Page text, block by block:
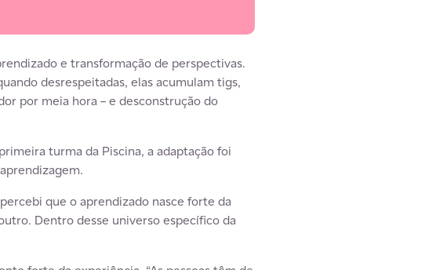
e transformação de perspectivas.
desrespeitadas, elas acumulam tigs,
por meia hora – e desconstrução do
turma da Piscina, a adaptação foi
que o aprendizado nasce forte da
Dentro desse universo específico da